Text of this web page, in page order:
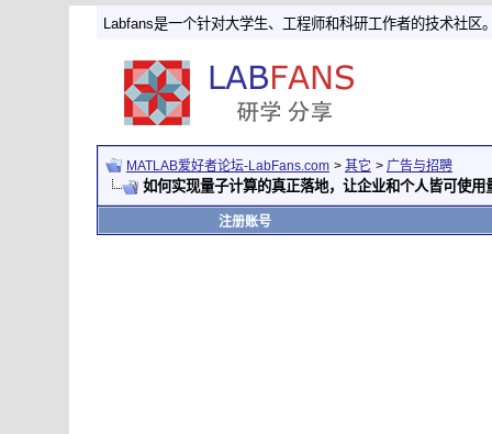
Labfans是一个针对大学生、工程师和科研工作者的技术社区
MATLAB爱好者论坛-LabFans.com > 其它 > 广告与招聘
如何实现量子计算的真正落地，让企业和个人皆可使用
注册账号